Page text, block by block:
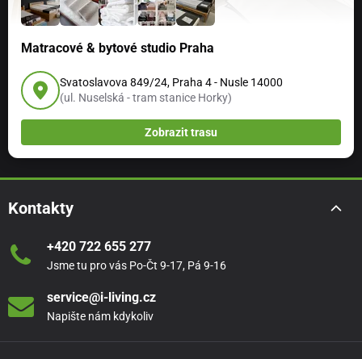
Matracové & bytové studio Praha
Svatoslavova 849/24, Praha 4 - Nusle 14000
(ul. Nuselská - tram stanice Horky)
Zobrazit trasu
Kontakty
+420 722 655 277
Jsme tu pro vás Po-Čt 9-17, Pá 9-16
service@i-living.cz
Napište nám kdykoliv